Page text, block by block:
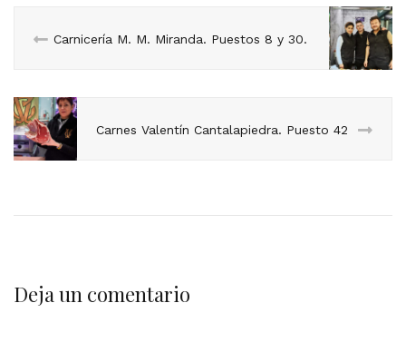
Carnicería M. M. Miranda. Puestos 8 y 30.
Carnes Valentín Cantalapiedra. Puesto 42
Deja un comentario